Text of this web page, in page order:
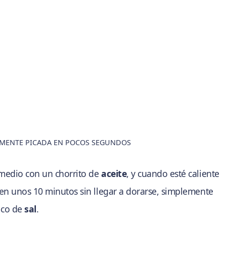
PICADA EN POCOS SEGUNDOS
con un chorrito de aceite, y cuando esté caliente
unos 10 minutos sin llegar a dorarse, simplemente
desal.